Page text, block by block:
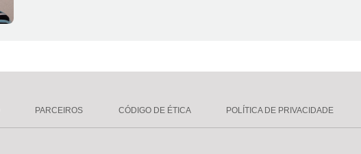
PARCEIROS CÓDIGO DE ÉTICA POLÍTICA DE PRIVACIDADE